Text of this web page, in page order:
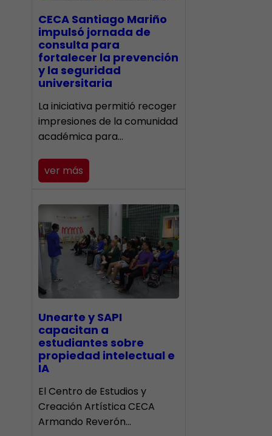
CECA Santiago Mariño
impulsó jornada de
consulta para
fortalecer la prevención
y la seguridad
universitaria
La iniciativa permitió recoger
impresiones de la comunidad
académica para…
ver más
Unearte y SAPI
capacitan a
estudiantes sobre
propiedad intelectual e
IA
El Centro de Estudios y
Creación Artística CECA
Armando Reverón…